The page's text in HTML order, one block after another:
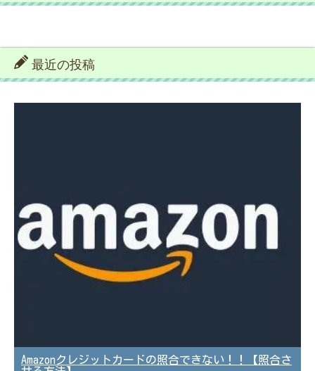
最近の投稿
Amazonクレジットカードの照合できない！！【照合さ